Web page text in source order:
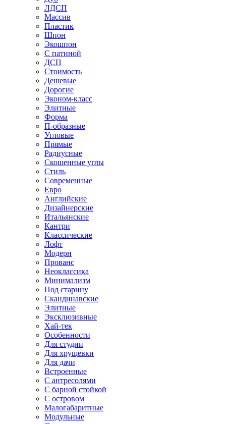
ЛДСП
Массив
Пластик
Шпон
Экошпон
С патиной
ДСП
Стоимость
Дешевые
Дорогие
Эконом-класс
Элитные
Форма
П-образные
Угловые
Прямые
Радиусные
Скошенные углы
Стиль
Современные
Евро
Английские
Дизайнерские
Итальянские
Кантри
Классические
Лофт
Модерн
Прованс
Неоклассика
Минимализм
Под старину
Скандинавские
Элитные
Эксклюзивные
Хай-тек
Особенности
Для студии
Для хрущевки
Для дачи
Встроенные
С антресолями
С барной стойкой
С островом
Малогабаритные
Модульные